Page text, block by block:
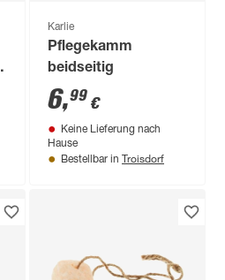
Karlie
Pflegekamm
beidseitig
6,99 €
Keine Lieferung nach
Hause
Bestellbar in Troisdorf